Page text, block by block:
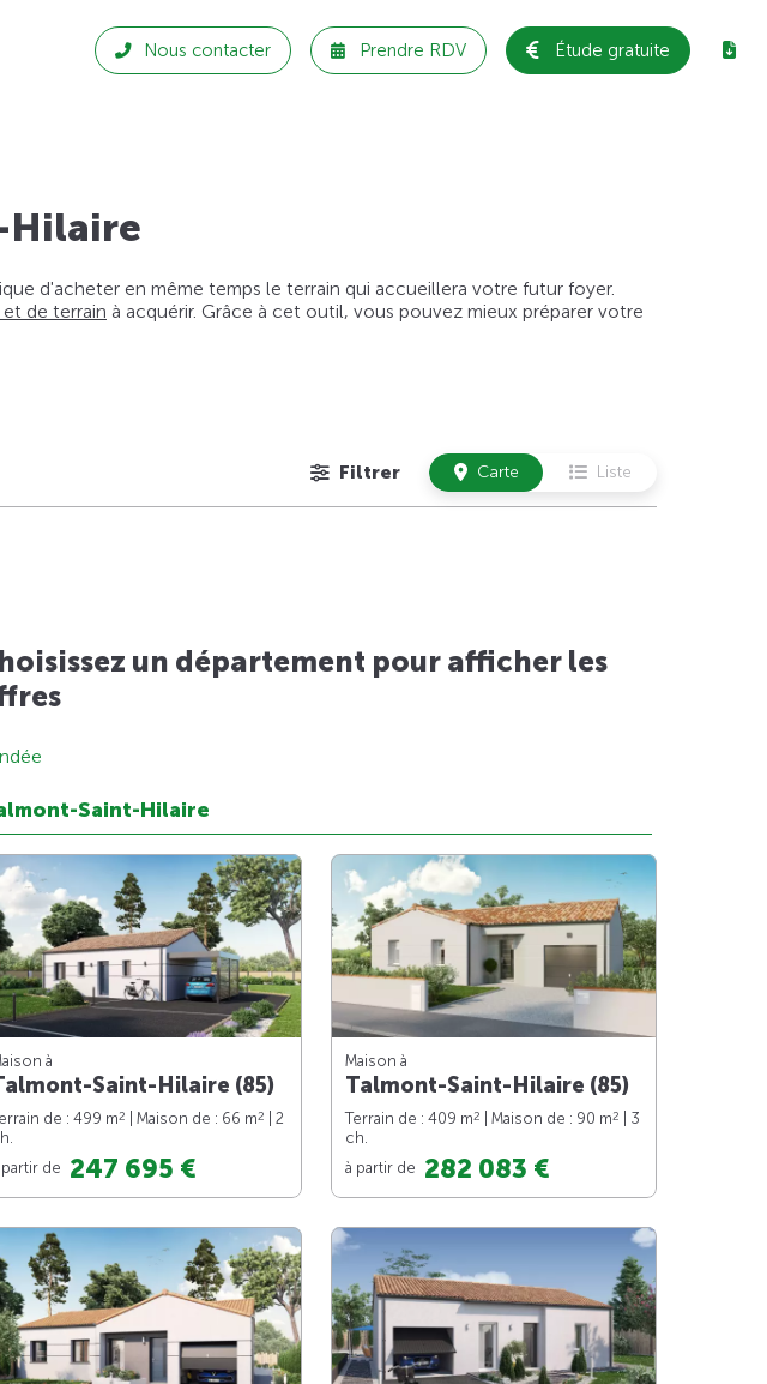
Nous contacter Prendre RDV Étude gratuite
Hilaire
d'acheter en même temps le terrain qui accueillera votre futur foyer.
de terrain à acquérir. Grâce à cet outil, vous pouvez mieux préparer votre
Filtrer Carte Liste
un département pour afficher les
Saint-Hilaire
à
Saint-Hilaire (85)
de : 499 m2 | Maison de : 66 m2
| 2
partir de
247 695 €
Maison à
Talmont-Saint-Hilaire (85)
Terrain de : 409 m2 | Maison de : 90 m2
| 3
ch.
à partir de 282 083 €